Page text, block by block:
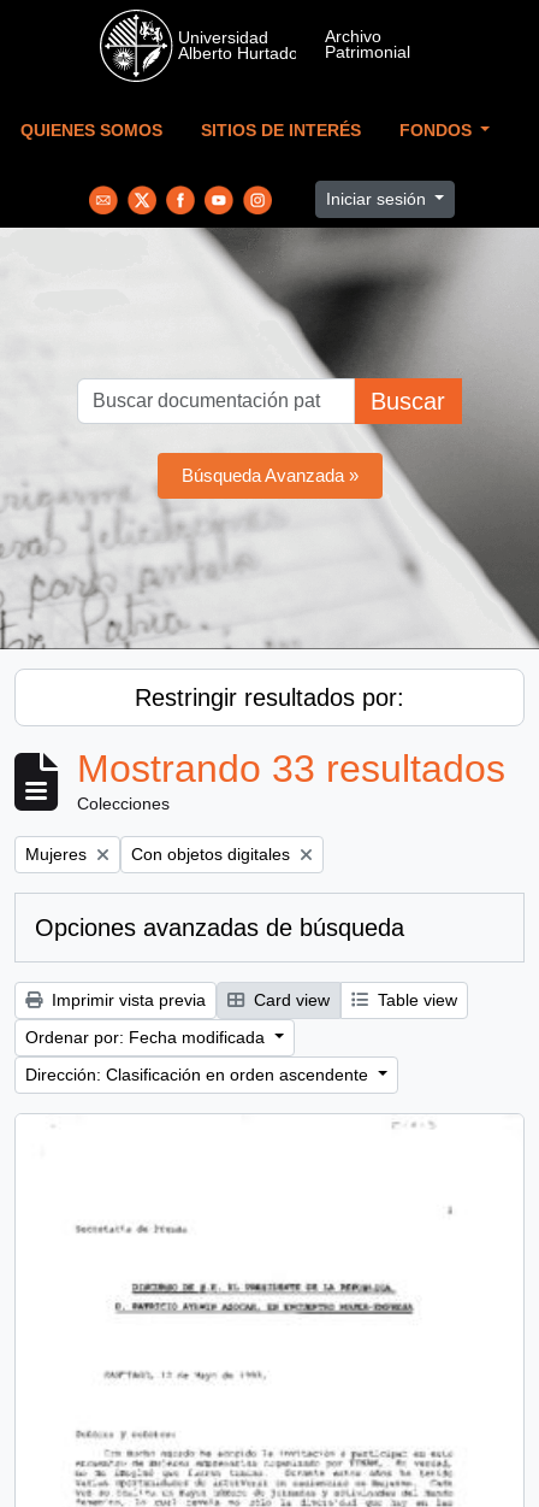
Skip to main content
QUIENES SOMOS SITIOS DE INTERÉS FONDOS
Iniciar sesión
Buscar
Búsqueda Avanzada »
Restringir resultados por:
Mostrando 33 resultados
Colecciones
Remove filter:
Mujeres Remove filter:
Con objetos digitales
Opciones avanzadas de búsqueda
Imprimir vista previa Card view
Table view
Ordenar por: Fecha modificada
Dirección: Clasificación en orden ascendente